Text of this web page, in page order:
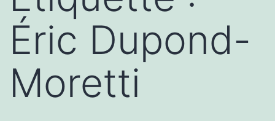
Éric Dupond-
Moretti